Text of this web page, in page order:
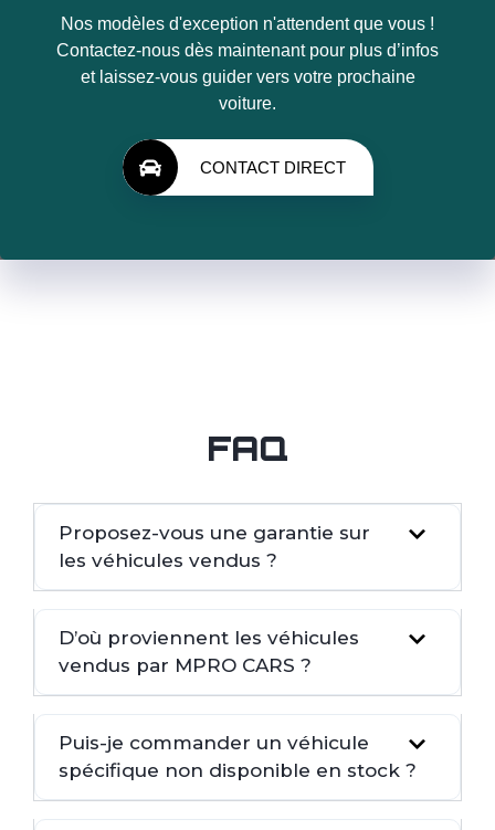
Nos modèles d'exception n'attendent que vous !
Contactez-nous dès maintenant pour plus d’infos
et laissez-vous guider vers votre prochaine
voiture.
CONTACT DIRECT
FAQ
Proposez-vous une garantie sur
les véhicules vendus ?
D’où proviennent les véhicules
vendus par MPRO CARS ?
Puis-je commander un véhicule
spécifique non disponible en stock ?